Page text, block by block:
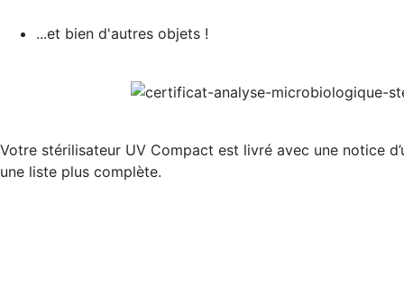
...et bien d'autres objets !
Votre stérilisateur UV Compact est livré avec une notice
une liste plus complète.